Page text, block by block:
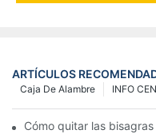
ARTÍCULOS
INFO
Caja De Alambre
Cómo quitar las